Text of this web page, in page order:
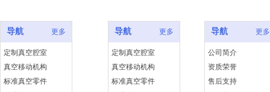
导航 更多
定制真空腔室
真空移动机构
标准真空零件
导航 更多
定制真空腔室
真空移动机构
标准真空零件
导航 更多
公司简介
资质荣誉
售后支持